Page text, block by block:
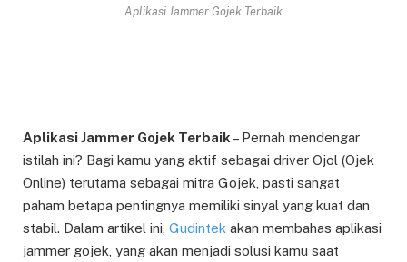
Aplikasi Jammer Gojek Terbaik
Aplikasi Jammer Gojek Terbaik – Pernah mendengar
istilah ini? Bagi kamu yang aktif sebagai driver Ojol (Ojek
Online) terutama sebagai mitra Gojek, pasti sangat
paham betapa pentingnya memiliki sinyal yang kuat dan
stabil. Dalam artikel ini, Gudintek akan membahas aplikasi
jammer gojek, yang akan menjadi solusi kamu saat